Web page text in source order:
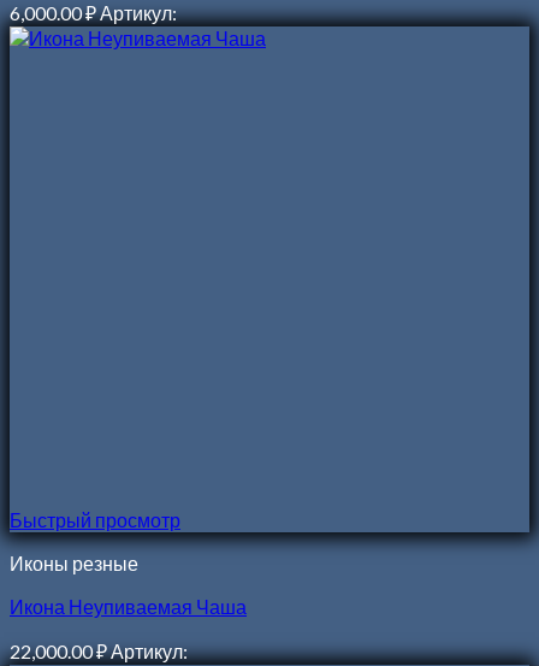
6,000.00₽Артикул:
Быстрый просмотр
Иконы резные
Икона Неупиваемая Чаша
22,000.00₽Артикул: